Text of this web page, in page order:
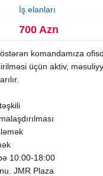
İş elanları
700 Azn
komandamıza
üçün aktiv,
10:00-18:00
JMR Plaza